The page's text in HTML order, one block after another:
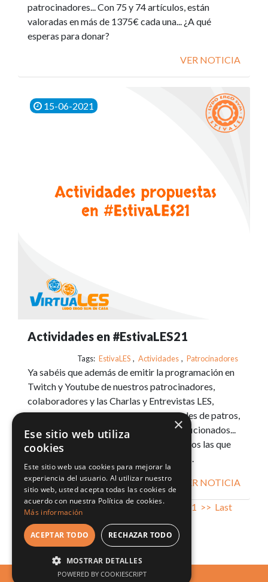
patrocinadores... Con 75 y 74 artículos, están
valoradas en más de 1375€ cada una... ¿A qué
esperas para donar?
VER NOTICIA
15-06-2021
Actividades en #EstivaLES21
Tags: EstivaLES , Actividades , Patrocinadores
Ya sabéis que además de emitir la programación en
Twitch y Youtube de nuestros patrocinadores,
colaboradores y las Charlas y Entrevistas LES,
también tenemos muchísimas actividades de patros,
colaboradores, autores, asociaciones, aficionados...
en las que podéis participar. Os enseñamos las que
hay hasta ahora y cómo apuntarse a ellas.
VER NOTICIA
First << 1 2 3 4 5 6 7 8 9 11 >> Last
LUDO ERGO SUM
×
Ese sitio web utiliza
cookies
Este sitio web usa cookies para mejorar la
experiencia del usuario. Al utilizar nuestro
sitio web, usted acepta todas las cookies de
acuerdo con nuestra Política de cookies.
Más información
ACEPTAR TODO RECHAZAR TODO
MOSTRAR DETALLES
POWERED BY COOKIESCRIPT